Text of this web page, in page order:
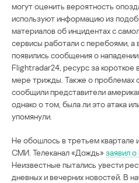
могут оценить вероятность
используют информацию из
материалов об инцидентах с
сервисы работали с перебоями, а
появились сообщения о
Flightradar24, ресурс за короткое
мере трижды. Также о проблемах
сообщили представители
однако о том, была ли это атака
упомянули.
Не обошлось в третьем квартале
СМИ. Телеканал «Дождь» заявил о
Неизвестные пытались увести
дневных и вечерних новостей. В